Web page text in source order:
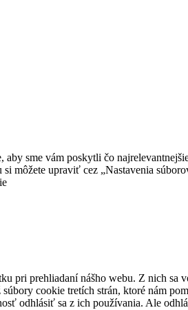
sme vám poskytli čo
môžete upraviť cez „Nastavenia
pri prehliadaní nášho webu. Z nich
cookie tretích strán, ktoré nám
odhlásiť sa z ich používania. Ale